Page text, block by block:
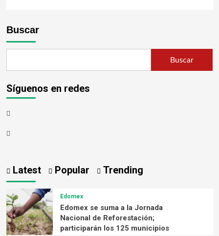
Buscar
Buscar
Síguenos en redes
Latest Popular Trending
Edomex
Edomex se suma a la Jornada
Nacional de Reforestación;
participarán los 125 municipios